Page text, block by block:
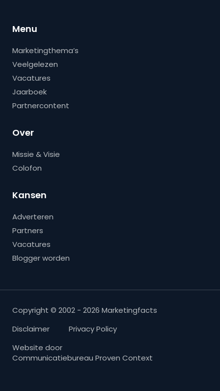
Menu
Marketingthema’s
Veelgelezen
Vacatures
Jaarboek
Partnercontent
Over
Missie & Visie
Colofon
Kansen
Adverteren
Partners
Vacatures
Blogger worden
Copyright © 2002 - 2026 Marketingfacts
Disclaimer
Privacy Policy
Website door
Communicatiebureau Proven Context